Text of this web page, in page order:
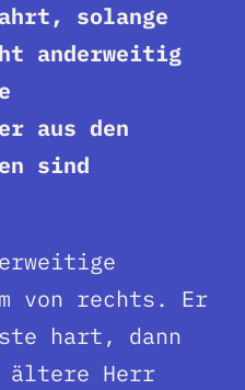
solange
anderweitig
aus den
sind
von rechts. Er
hart, dann
ältere Herr